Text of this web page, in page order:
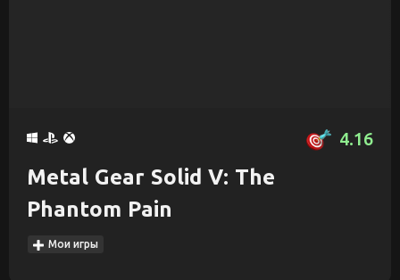
4.16
Metal Gear Solid V: The
Phantom Pain
Мои игры